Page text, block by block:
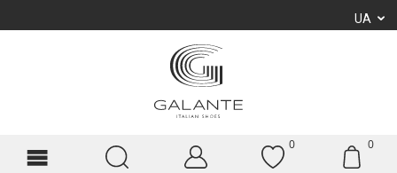
UA
0 0